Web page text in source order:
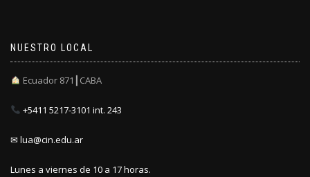
NUESTRO LOCAL
Ecuador 871┃CABA
+5411 5217-3101 int. 243
✉ lua@cin.edu.ar
Lunes a viernes de 10 a 17 horas.